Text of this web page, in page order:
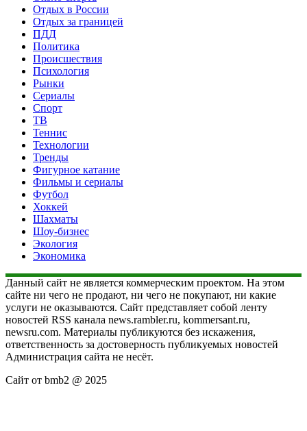
Отдых в России
Отдых за границей
ПДД
Политика
Происшествия
Психология
Рынки
Сериалы
Спорт
ТВ
Теннис
Технологии
Тренды
Фигурное катание
Фильмы и сериалы
Футбол
Хоккей
Шахматы
Шоу-бизнес
Экология
Экономика
Данный сайт не является коммерческим проектом. На этом
сайте ни чего не продают, ни чего не покупают, ни какие
услуги не оказываются. Сайт представляет собой ленту
новостей RSS канала news.rambler.ru, kommersant.ru,
newsru.com. Материалы публикуются без искажения,
ответственность за достоверность публикуемых новостей
Администрация сайта не несёт.
Сайт от bmb2 @ 2025